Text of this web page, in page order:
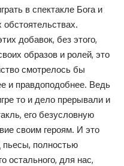
в спектакле Бога и
обстоятельствах.
добавок, без этого,
образов и ролей, это
смотрелось бы
и правдоподобнее. Ведь
то и дело прерывали и
его безусловную
своим героям. И это
пьесы, полностью
остального, для нас,